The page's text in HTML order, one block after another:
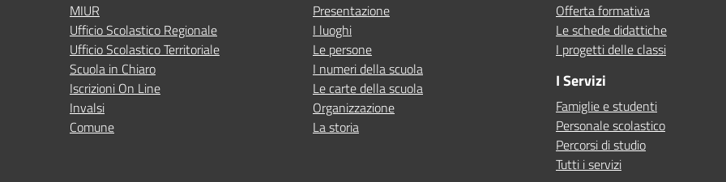
MIUR
Ufficio Scolastico Regionale
Ufficio Scolastico Territoriale
Scuola in Chiaro
Iscrizioni On Line
Invalsi
Comune
Presentazione
I luoghi
Le persone
I numeri della scuola
Le carte della scuola
Organizzazione
La storia
Offerta formativa
Le schede didattiche
I progetti delle classi
I Servizi
Famiglie e studenti
Personale scolastico
Percorsi di studio
Tutti i servizi